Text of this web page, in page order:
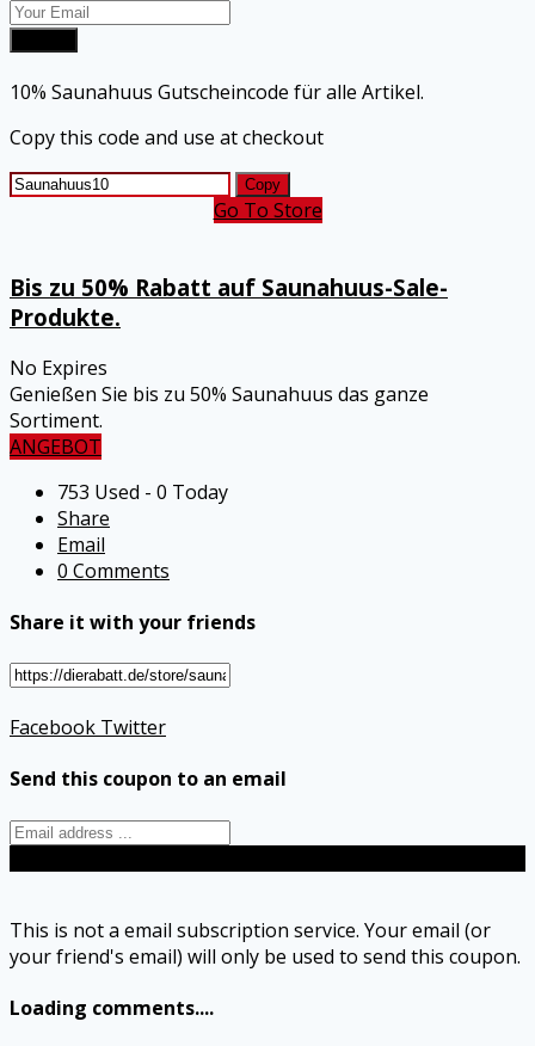
10% Saunahuus Gutscheincode für alle Artikel.
Copy this code and use at checkout
Copy
Go To Store
Bis zu 50% Rabatt auf Saunahuus-Sale-
Produkte.
No Expires
Genießen Sie bis zu 50% Saunahuus das ganze
Sortiment.
ANGEBOT
753 Used - 0 Today
Share
Email
0 Comments
Share it with your friends
Facebook Twitter
Send this coupon to an email
This is not a email subscription service. Your email (or
your friend's email) will only be used to send this coupon.
Loading comments....